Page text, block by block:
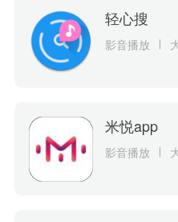
轻心搜
影音播放
米悦app
影音播放